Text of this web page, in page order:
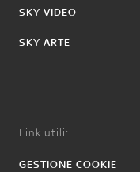
SKY VIDEO
SKY ARTE
Link utili:
GESTIONE COOKIE